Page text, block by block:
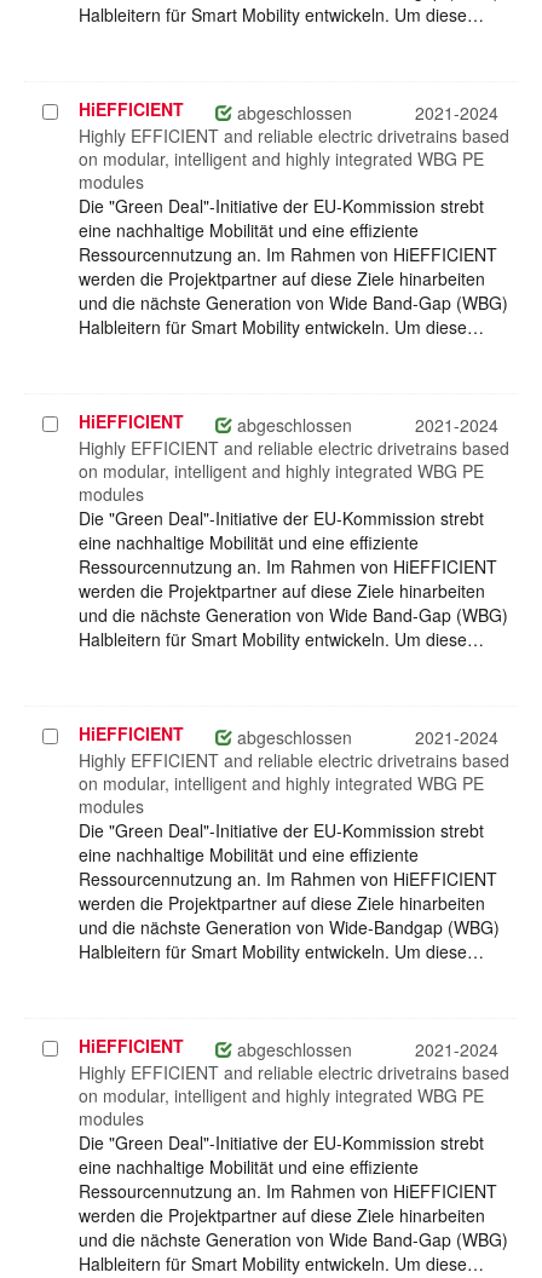
Halbleitern für Smart Mobility entwickeln. Um diese…
Projekt
auswählen
HiEFFICIENT abgeschlossen
2021-2024
Highly EFFICIENT and reliable electric drivetrains based
on modular, intelligent and highly integrated WBG PE
modules
Die "Green Deal"-Initiative der EU-Kommission strebt
eine nachhaltige Mobilität und eine effiziente
Ressourcennutzung an. Im Rahmen von HiEFFICIENT
werden die Projektpartner auf diese Ziele hinarbeiten
und die nächste Generation von Wide Band-Gap (WBG)
Halbleitern für Smart Mobility entwickeln. Um diese…
Projekt
auswählen
HiEFFICIENT abgeschlossen
2021-2024
Highly EFFICIENT and reliable electric drivetrains based
on modular, intelligent and highly integrated WBG PE
modules
Die "Green Deal"-Initiative der EU-Kommission strebt
eine nachhaltige Mobilität und eine effiziente
Ressourcennutzung an. Im Rahmen von HiEFFICIENT
werden die Projektpartner auf diese Ziele hinarbeiten
und die nächste Generation von Wide Band-Gap (WBG)
Halbleitern für Smart Mobility entwickeln. Um diese…
Projekt
auswählen
HiEFFICIENT abgeschlossen
2021-2024
Highly EFFICIENT and reliable electric drivetrains based
on modular, intelligent and highly integrated WBG PE
modules
Die "Green Deal"-Initiative der EU-Kommission strebt
eine nachhaltige Mobilität und eine effiziente
Ressourcennutzung an. Im Rahmen von HiEFFICIENT
werden die Projektpartner auf diese Ziele hinarbeiten
und die nächste Generation von Wide-Bandgap (WBG)
Halbleitern für Smart Mobility entwickeln. Um diese…
Projekt
auswählen
HiEFFICIENT abgeschlossen
2021-2024
Highly EFFICIENT and reliable electric drivetrains based
on modular, intelligent and highly integrated WBG PE
modules
Die "Green Deal"-Initiative der EU-Kommission strebt
eine nachhaltige Mobilität und eine effiziente
Ressourcennutzung an. Im Rahmen von HiEFFICIENT
werden die Projektpartner auf diese Ziele hinarbeiten
und die nächste Generation von Wide Band-Gap (WBG)
Halbleitern für Smart Mobility entwickeln. Um diese…